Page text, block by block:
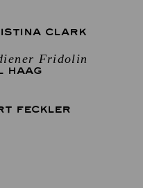
CLARK
Fridolin
HAAG
FECKLER